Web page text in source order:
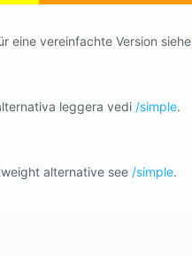
eine vereinfachte Version siehe
leggera vedi /simple.
alternative see /simple.